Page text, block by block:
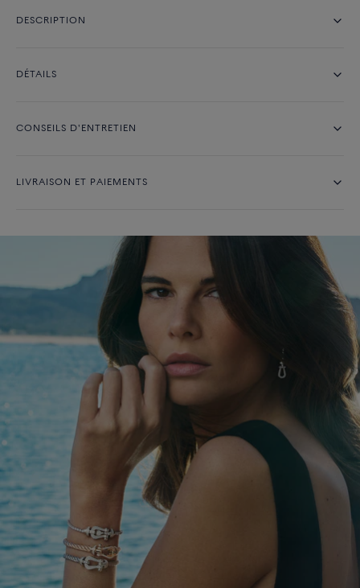
DESCRIPTION
DÉTAILS
CONSEILS D'ENTRETIEN
LIVRAISON ET PAIEMENTS